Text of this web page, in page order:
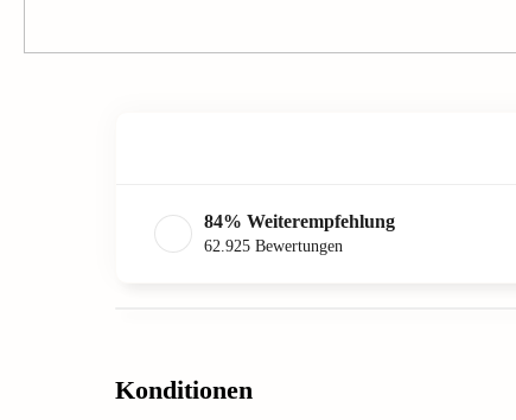
84% Weiterempfehlung
62.925 Bewertungen
Konditionen